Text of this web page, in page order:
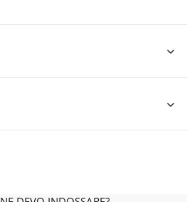
standard costa 3,95 € e